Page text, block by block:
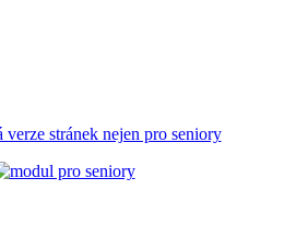
verze stránek nejen pro seniory